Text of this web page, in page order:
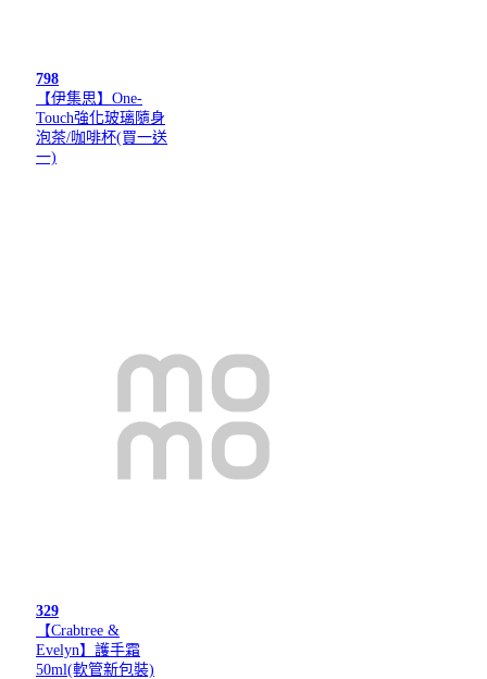
798
【伊集思】One-
Touch強化玻璃隨身
泡茶/咖啡杯(買一送
一)
329
【Crabtree &
Evelyn】護手霜
50ml(軟管新包裝)